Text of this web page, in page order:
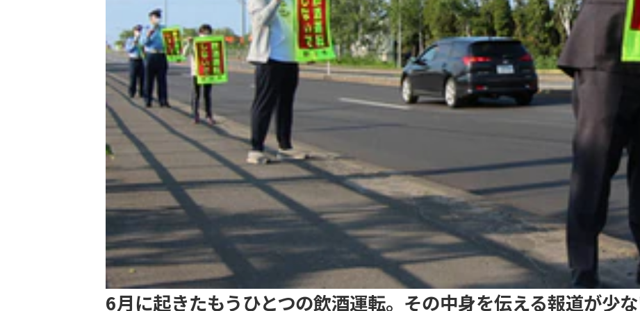
6月に起きたもうひとつの飲酒運転。その中身を伝える報道が少